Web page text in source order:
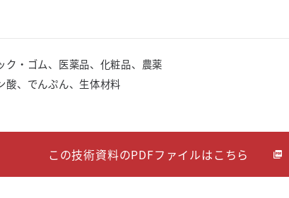
ク・ゴム、医薬品、化粧品、農薬
酸、でんぷん、生体材料
この技術資料のPDFファイルはこちら